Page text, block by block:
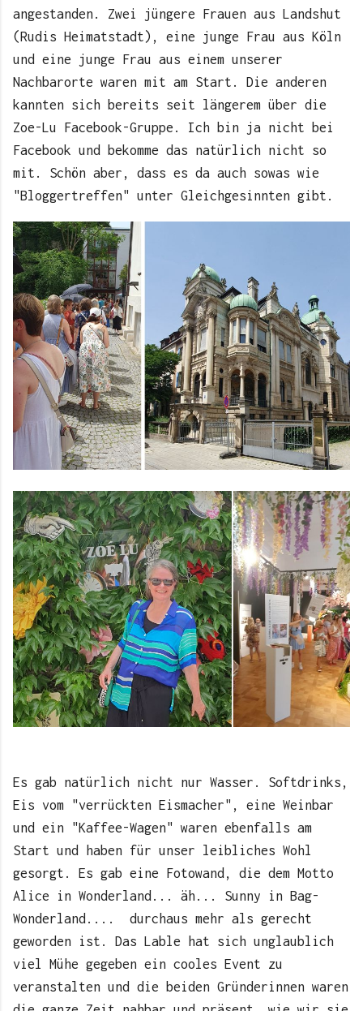
angestanden. Zwei jüngere Frauen aus Landshut
(Rudis Heimatstadt), eine junge Frau aus Köln
und eine junge Frau aus einem unserer
Nachbarorte waren mit am Start. Die anderen
kannten sich bereits seit längerem über die
Zoe-Lu Facebook-Gruppe. Ich bin ja nicht bei
Facebook und bekomme das natürlich nicht so
mit. Schön aber, dass es da auch sowas wie
"Bloggertreffen" unter Gleichgesinnten gibt.
Es gab natürlich nicht nur Wasser. Softdrinks,
Eis vom "verrückten Eismacher", eine Weinbar
und ein "Kaffee-Wagen" waren ebenfalls am
Start und haben für unser leibliches Wohl
gesorgt. Es gab eine Fotowand, die dem Motto
Alice in Wonderland... äh... Sunny in Bag-
Wonderland.... durchaus mehr als gerecht
geworden ist. Das Lable hat sich unglaublich
viel Mühe gegeben ein cooles Event zu
veranstalten und die beiden Gründerinnen waren